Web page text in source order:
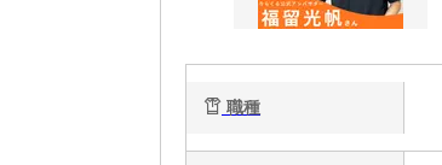
職種